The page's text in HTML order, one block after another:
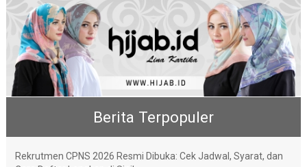
Berita Terpopuler
Rekrutmen CPNS 2026 Resmi Dibuka: Cek Jadwal, Syarat, dan